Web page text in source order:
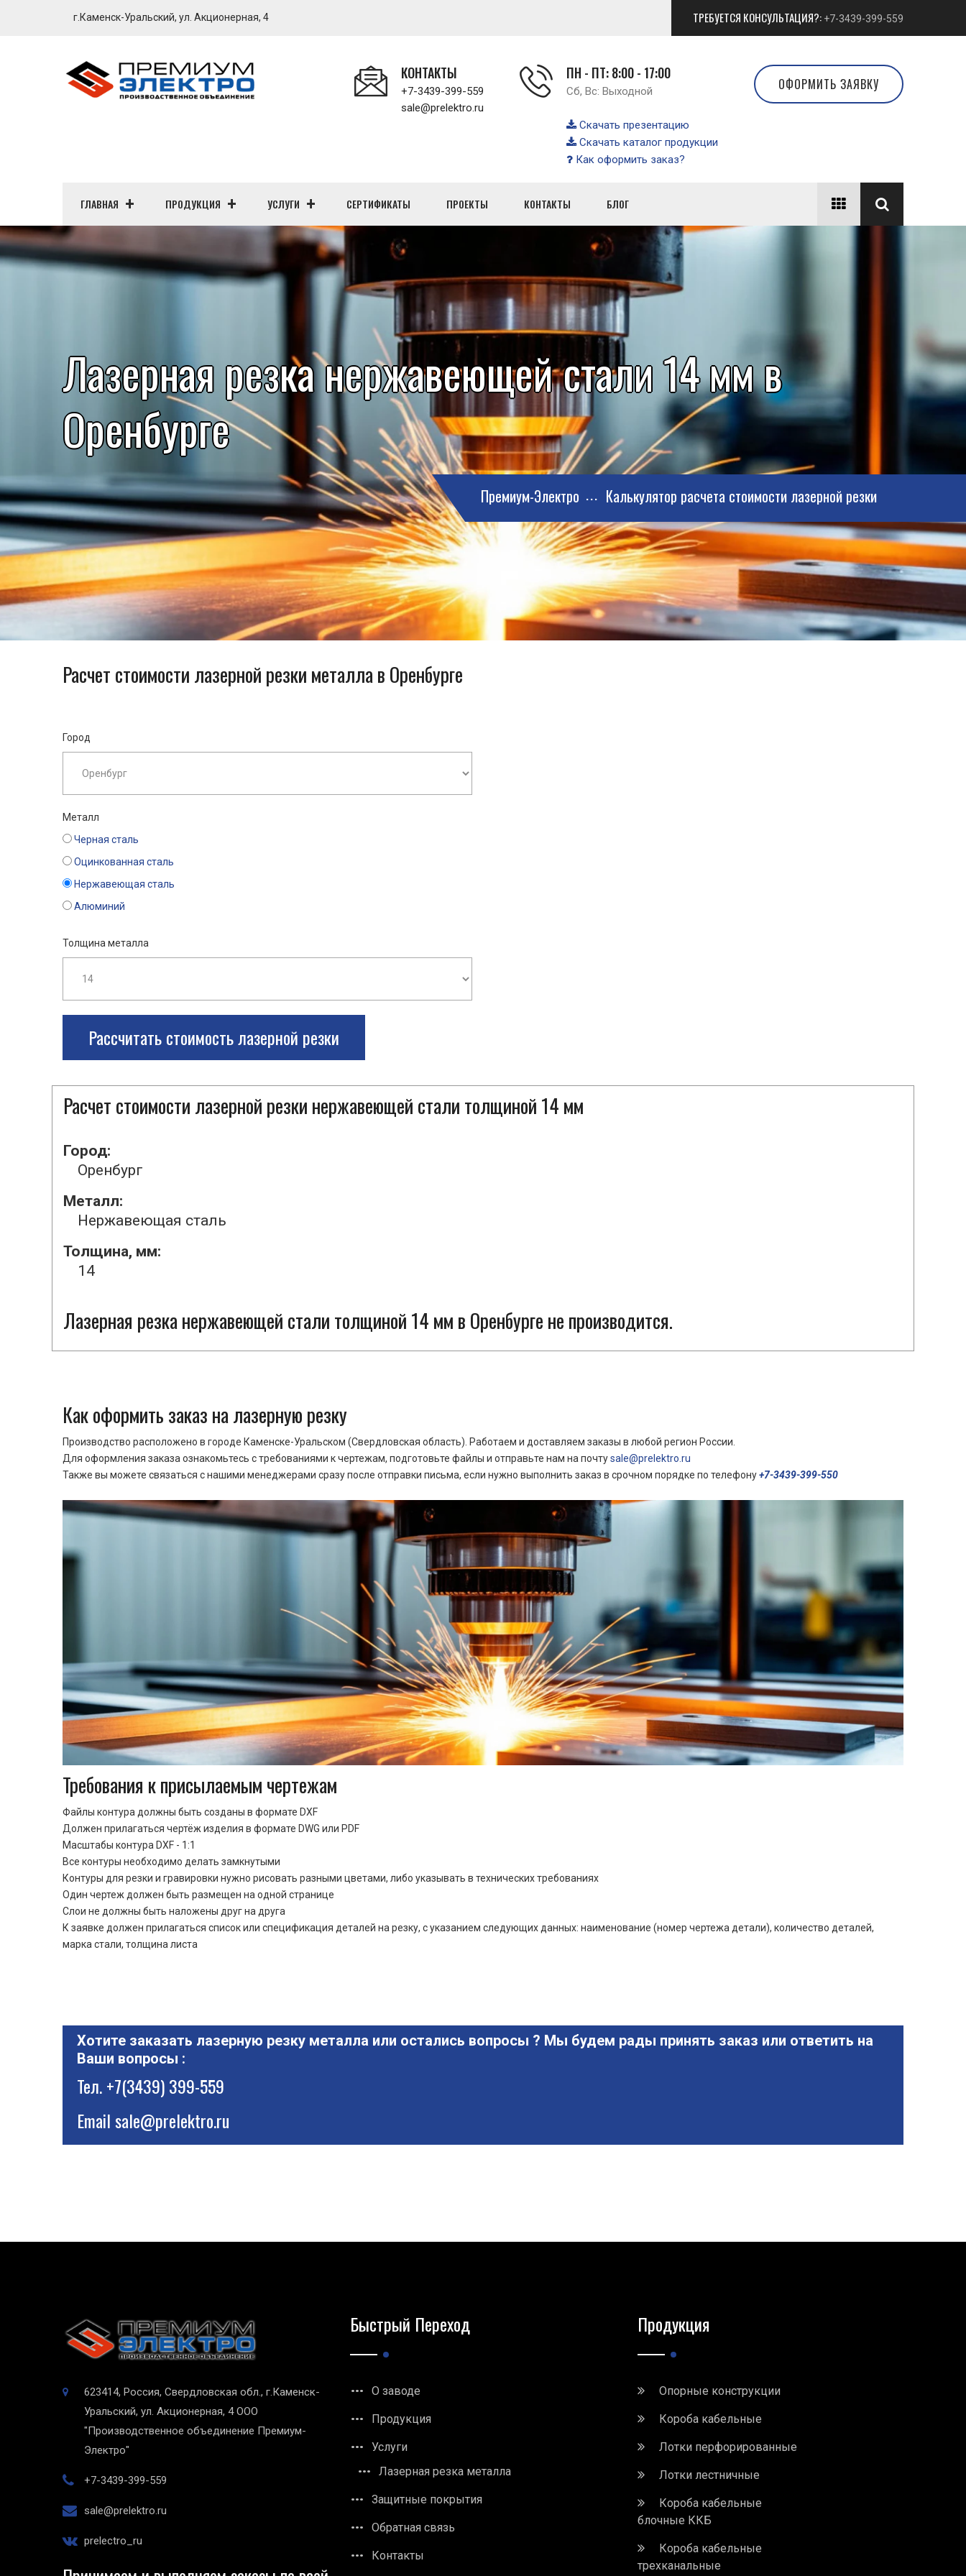
г.Каменск-Уральский, ул. Акционерная, 4 ТРЕБУЕТСЯ КОНСУЛЬТАЦИЯ?: +7-3439-399-559
КОНТАКТЫ
+7-3439-399-559
sale@prelektro.ru
ПН - ПТ: 8:00 - 17:00
Сб, Вс: Выходной
Скачать презентацию
Скачать каталог продукции
Как оформить заказ?
ОФОРМИТЬ ЗАЯВКУ
ГЛАВНАЯ ПРОДУКЦИЯ УСЛУГИ СЕРТИФИКАТЫ ПРОЕКТЫ КОНТАКТЫ БЛОГ
Лазерная резка нержавеющей стали 14 мм в
Оренбурге
Премиум-Электро Калькулятор расчета стоимости лазерной резки
Расчет стоимости лазерной резки металла в Оренбурге
Город
Металл
Черная сталь
Оцинкованная сталь
Нержавеющая сталь
Алюминий
Толщина металла
Рассчитать стоимость лазерной резки
Расчет стоимости лазерной резки нержавеющей стали толщиной 14 мм
Город:
Оренбург
Металл:
Нержавеющая сталь
Толщина, мм:
14
Лазерная резка нержавеющей стали толщиной 14 мм в Оренбурге не производится.
Как оформить заказ на лазерную резку
Производство расположено в городе Каменске-Уральском (Свердловская область). Работаем и доставляем заказы в любой регион России.
Для оформления заказа ознакомьтесь с требованиями к чертежам, подготовьте файлы и отправьте нам на почтуsale@prelektro.ru
Также вы можете связаться с нашими менеджерами сразу после отправки письма, если нужно выполнить заказ в срочном порядке по телефону+7-3439-399-550
Требования к присылаемым чертежам
Файлы контура должны быть созданы в формате DXF
Должен прилагаться чертёж изделия в формате DWG или PDF
Масштабы контура DXF - 1:1
Все контуры необходимо делать замкнутыми
Контуры для резки и гравировки нужно рисовать разными цветами, либо указывать в технических требованиях
Один чертеж должен быть размещен на одной странице
Cлои не должны быть наложены друг на друга
К заявке должен прилагаться список или спецификация деталей на резку, с указанием следующих данных: наименование (номер чертежа детали), количество деталей,
марка стали, толщина листа
Хотите заказать лазерную резку металла или остались вопросы ? Мы будем рады принять заказ или ответить на
Ваши вопросы :
Тел.+7(3439) 399-559
Emailsale@prelektro.ru
623414, Россия, Свердловская обл., г.Каменск-
Уральский, ул. Акционерная, 4 ООО
"Производственное объединение Премиум-
Электро"
+7-3439-399-559
sale@prelektro.ru
prelectro_ru
Быстрый Переход
О заводе
Продукция
Услуги
Лазерная резка металла
Защитные покрытия
Обратная связь
Контакты
Продукция
Опорные конструкции
Короба кабельные
Лотки перфорированные
Лотки лестничные
Короба кабельные
блочные ККБ
Короба кабельные
трехканальные